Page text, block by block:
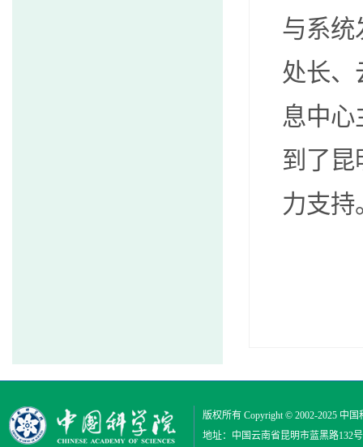
与系统
处长、
息中心
到了昆
力支持
版权所有 Copyright © 2002-2025 中国
地址：中国云南省昆明市蓝黑路